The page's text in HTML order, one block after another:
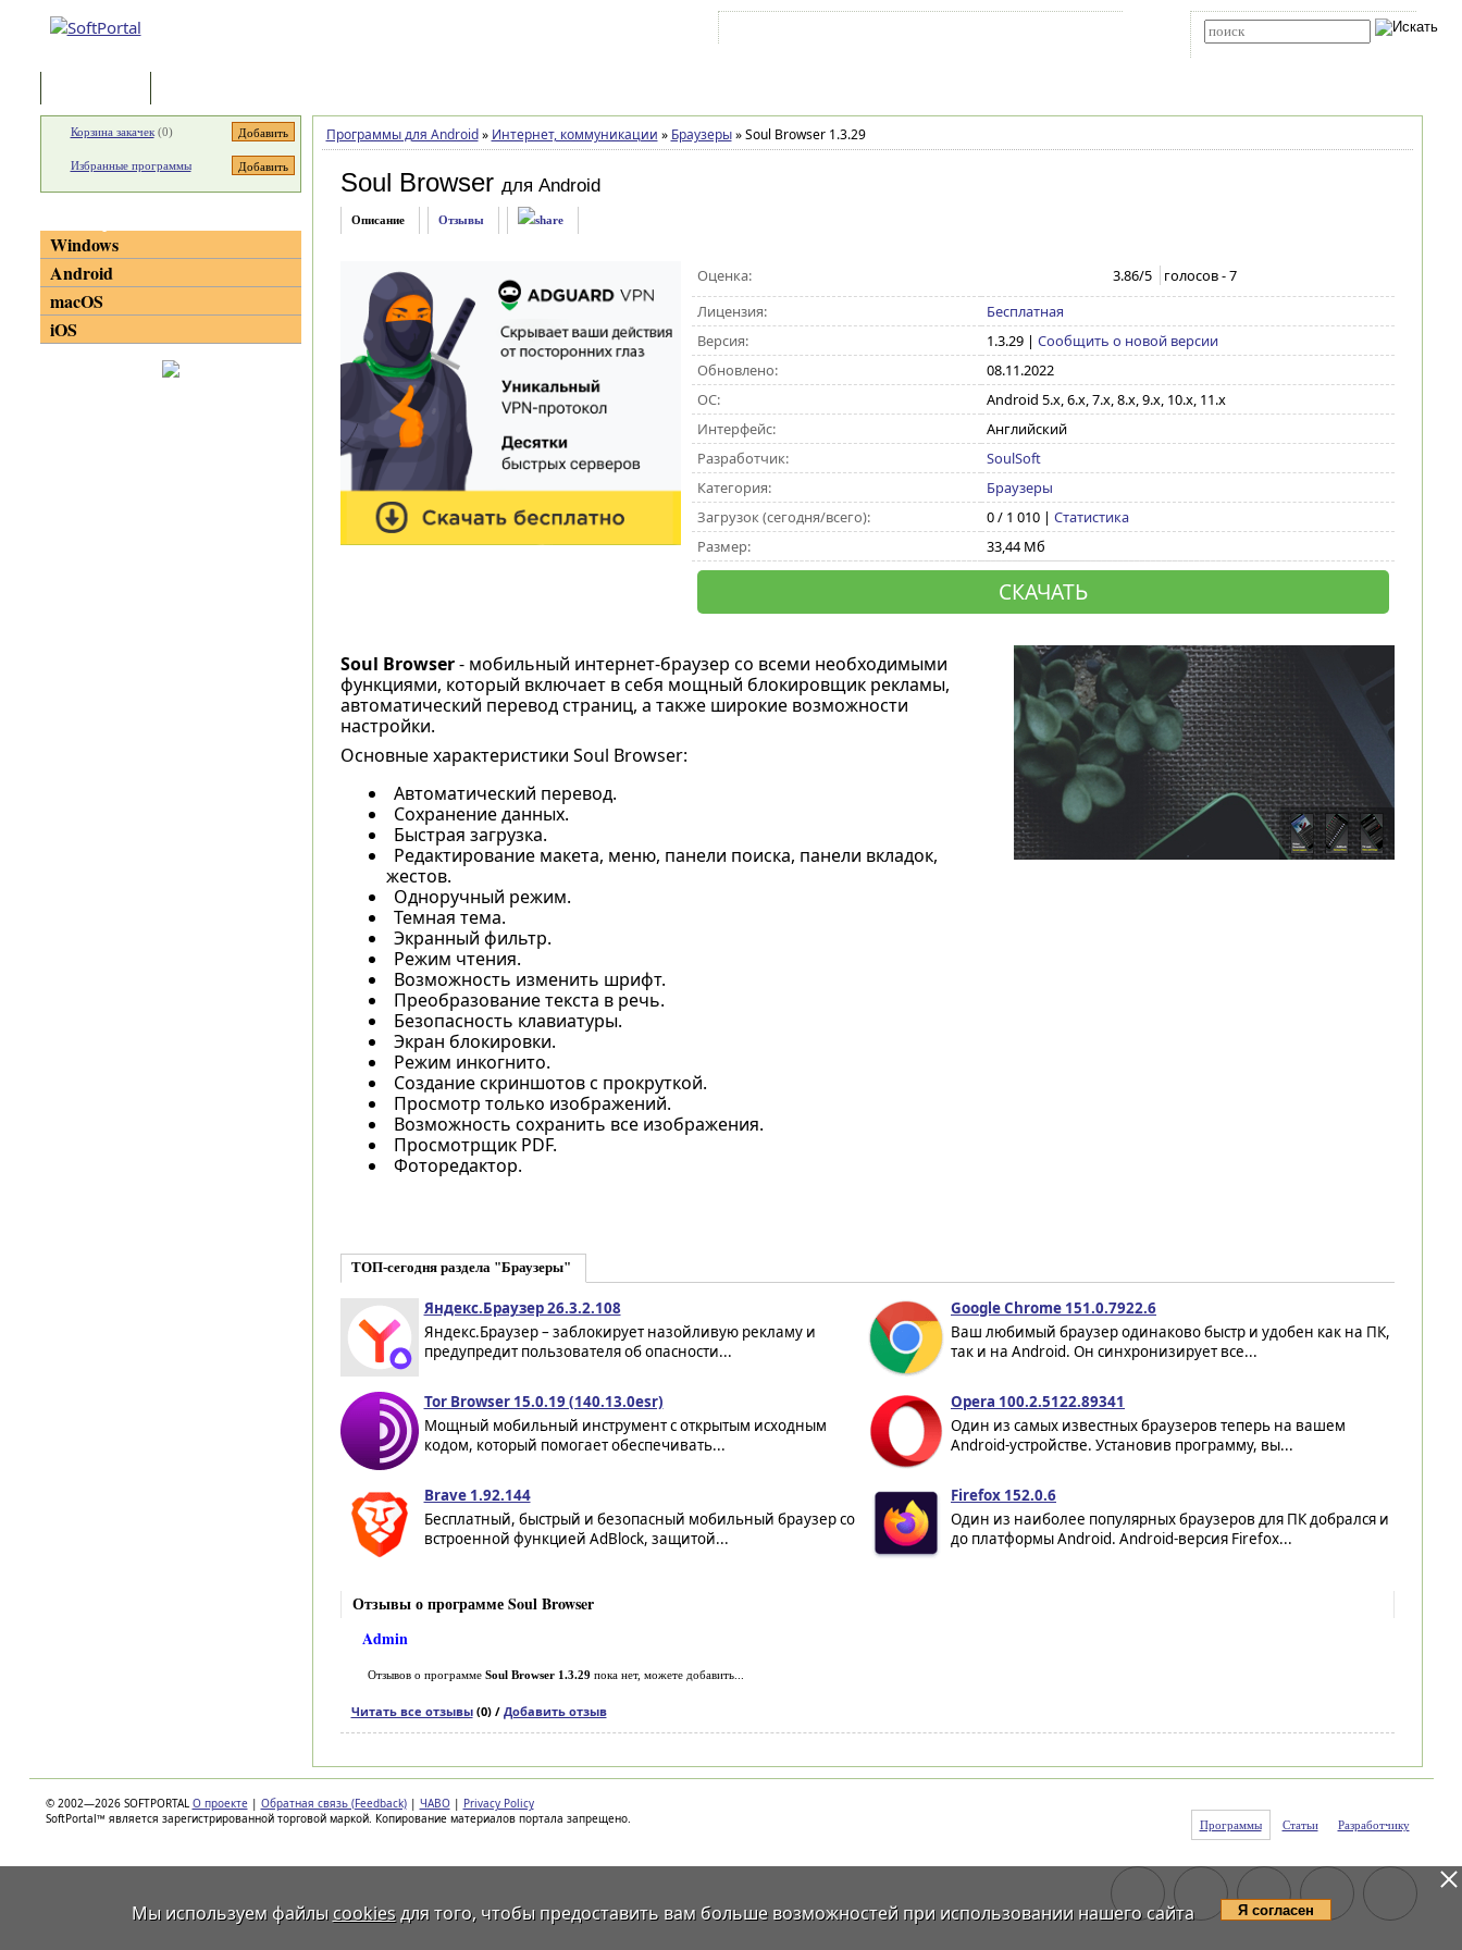
Программы для Android » Интернет, коммуникации » Браузеры »Soul Browser 1.3.29
Soul Browser для Android
Описание Отзывы
Оценка: 3.86/5 голосов -7
Лицензия:
Бесплатная
Версия:
1.3.29| Сообщить о новой версии
Обновлено:
08.11.2022
ОС:
Android 5.x, 6.x, 7.x, 8.x, 9.x, 10.x, 11.x
Интерфейс:
Английский
Разработчик:
SoulSoft
Категория:
Браузеры
Загрузок (сегодня/всего):
0 / 1 010 | Статистика
Размер:
33,44 Мб
СКАЧАТЬ
Soul Browser- мобильный интернет-браузер со всеми необходимыми
функциями, который включает в себя мощный блокировщик рекламы,
автоматический перевод страниц, а также широкие возможности
настройки.
Основные характеристики Soul Browser:
Автоматический перевод.
Сохранение данных.
Быстрая загрузка.
Редактирование макета, меню, панели поиска, панели вкладок,
жестов.
Одноручный режим.
Темная тема.
Экранный фильтр.
Режим чтения.
Возможность изменить шрифт.
Преобразование текста в речь.
Безопасность клавиатуры.
Экран блокировки.
Режим инкогнито.
Создание скриншотов с прокруткой.
Просмотр только изображений.
Возможность сохранить все изображения.
Просмотрщик PDF.
Фоторедактор.
ТОП-сегодня раздела "Браузеры"
Яндекс.Браузер 26.3.2.108
Яндекс.Браузер – заблокирует назойливую рекламу и
предупредит пользователя об опасности...
Google Chrome 151.0.7922.6
Ваш любимый браузер одинаково быстр и удобен как на ПК,
так и на Android. Он синхронизирует все...
Tor Browser 15.0.19 (140.13.0esr)
Мощный мобильный инструмент с открытым исходным
кодом, который помогает обеспечивать...
Opera 100.2.5122.89341
Один из самых известных браузеров теперь на вашем
Android-устройстве. Установив программу, вы...
Brave 1.92.144
Бесплатный, быстрый и безопасный мобильный браузер со
встроенной функцией AdBlock, защитой...
Firefox 152.0.6
Один из наиболее популярных браузеров для ПК добрался и
до платформы Android. Android-версия Firefox...
Отзывы о программе Soul Browser
Admin
Отзывов о программе Soul Browser 1.3.29 пока нет, можете добавить...
Читать все отзывы(0) / Добавить отзыв
Корзина закачек(0)
Избранные программы
Windows
Android
macOS
iOS
© 2002—2026 SOFTPORTAL О проекте | Обратная связь (Feedback) | ЧАВО | Privacy Policy
SoftPortal™ является зарегистрированной торговой маркой. Копирование материалов портала запрещено.
Программы Статьи Разработчику
Мы используем файлы cookiesдля того, чтобы предоставить вам больше возможностей при использовании нашего сайта